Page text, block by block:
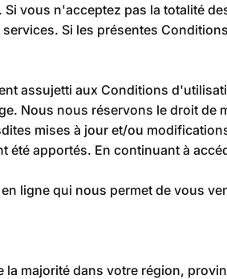
vous n'acceptez pas la totalité
Si les présentes Conditions
assujetti aux Conditions
Nous nous réservons le droit de
mises à jour et/ou
été apportés. En continuant à
ligne qui nous permet de vous
majorité dans votre région,